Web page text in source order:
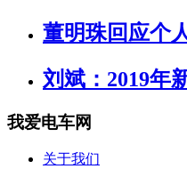
董明珠回应个
刘斌：2019年
我爱电车网
关于我们